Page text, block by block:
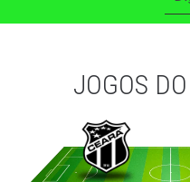
JOGOS DO